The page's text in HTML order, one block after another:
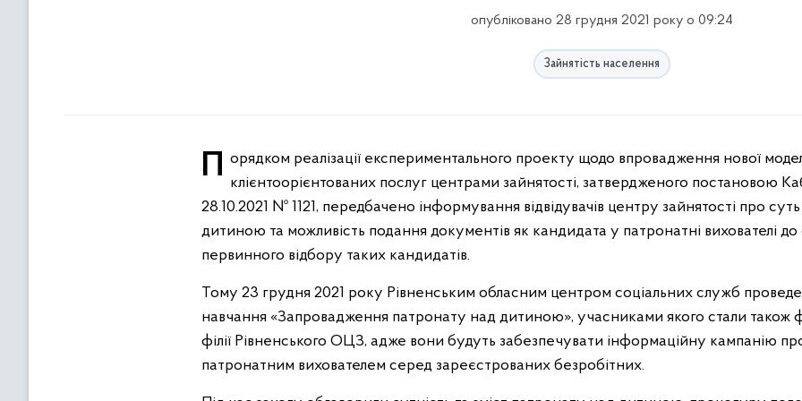
опубліковано 28 грудня 2021 року о 09:24
Зайнятість населення
Порядком реалізації експериментального проекту щодо впровадження нової моделі надання клієнтоорієнтованих послуг центрами зайнятості, затвердженого постановою
28.10.2021 № 1121, передбачено інформування відвідувачів центру зайнятості про
дитиною та можливість подання документів як кандидата у патронатні вихователі
первинного відбору таких кандидатів.
Тому 23 грудня 2021 року Рівненським обласним центром соціальних служб
навчання «Запровадження патронату над дитиною», учасниками якого стали також
філії Рівненського ОЦЗ, адже вони будуть забезпечувати інформаційну кампанію
патронатним вихователем серед зареєстрованих безробітних.